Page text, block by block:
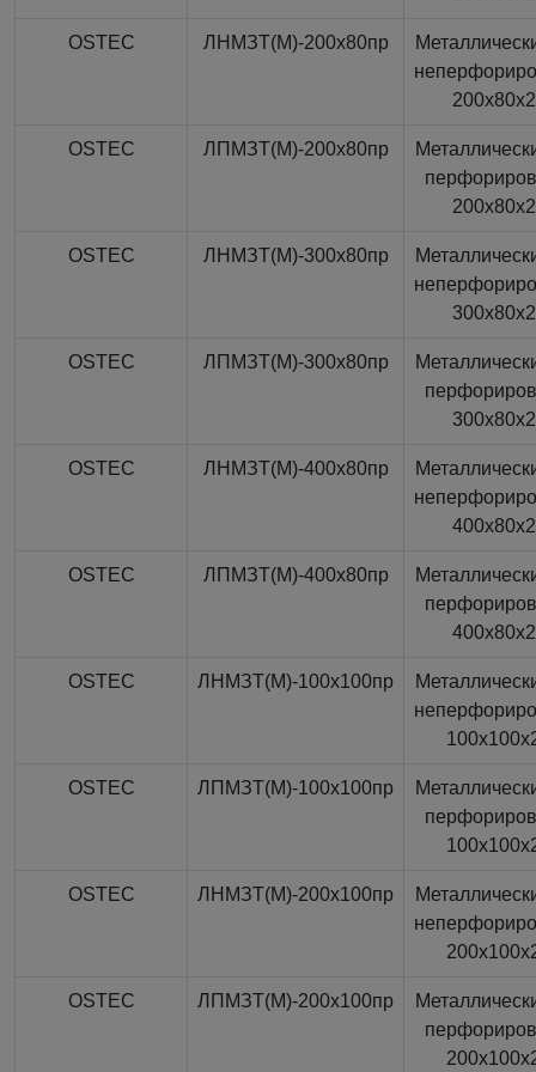
OSTEC ЛНМЗТ(М)-200x80пр
OSTEC ЛПМЗТ(М)-200x80пр
OSTEC ЛНМЗТ(М)-300x80пр
OSTEC ЛПМЗТ(М)-300x80пр
OSTEC ЛНМЗТ(М)-400x80пр
OSTEC ЛПМЗТ(М)-400x80пр
OSTEC ЛНМЗТ(М)-100x100пр
OSTEC ЛПМЗТ(М)-100x100пр
OSTEC ЛНМЗТ(М)-200x100пр
OSTEC ЛПМЗТ(М)-200x100пр